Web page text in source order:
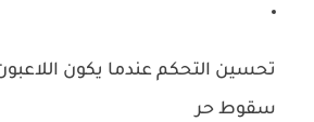
تحسين التحكم عندما يكون
سقوط حر